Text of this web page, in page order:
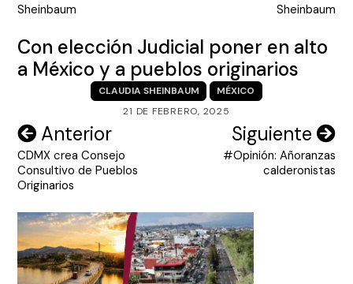
entradas
Sheinbaum
Sheinbaum
Con elección Judicial poner en alto
a México y a pueblos originarios
CLAUDIA SHEINBAUM
MÉXICO
21 DE FEBRERO, 2025
Navegación
de
entradas
Anterior
CDMX crea Consejo
Consultivo de Pueblos
Originarios
Siguiente
#Opinión: Añoranzas
calderonistas